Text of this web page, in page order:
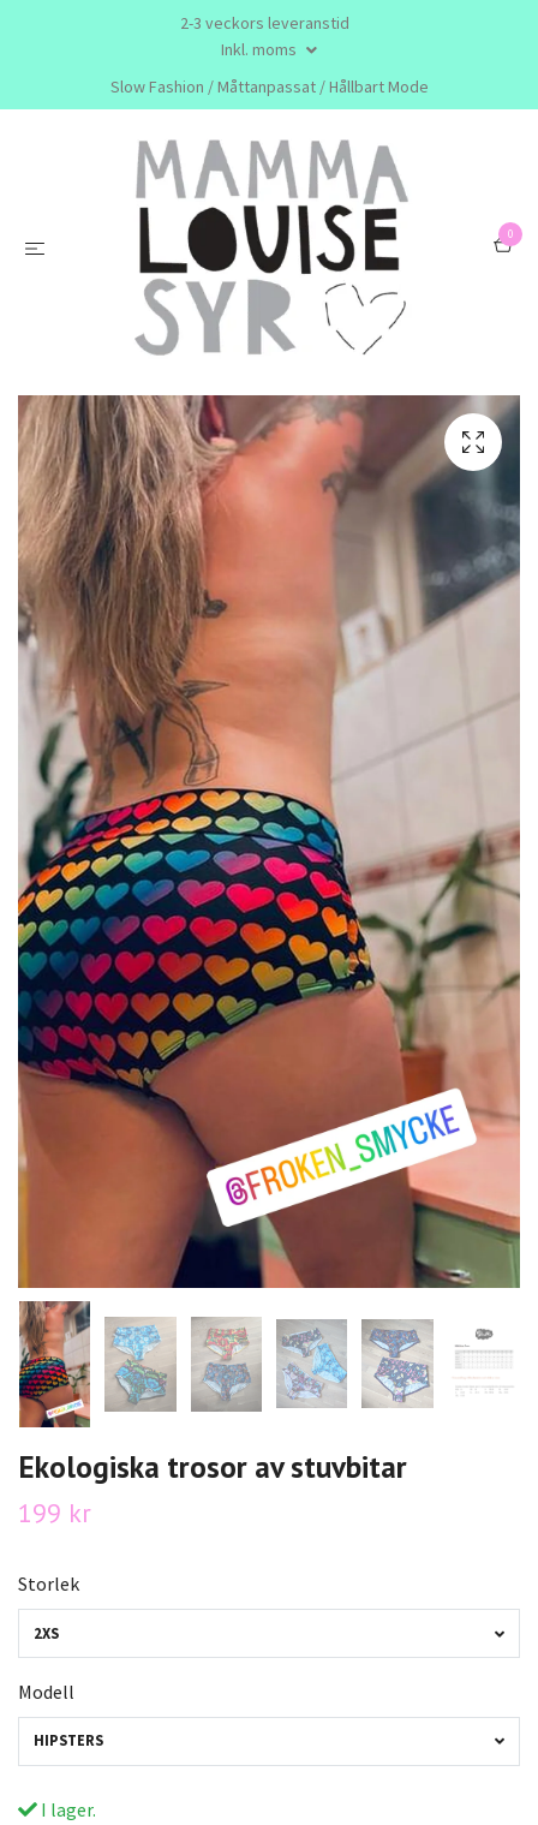
2-3 veckors leveranstid
Inkl. moms
Slow Fashion / Måttanpassat / Hållbart Mode
0
Ekologiska trosor av stuvbitar
199 kr
Storlek
2XS
Modell
HIPSTERS
I lager.